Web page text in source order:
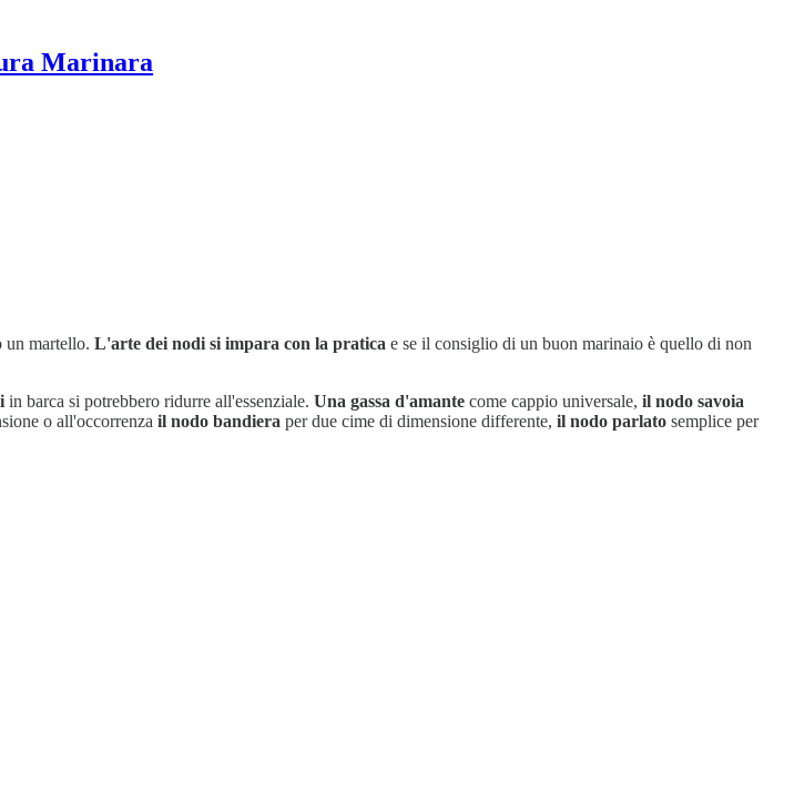
Marinara
un martello. L'arte dei nodi si impara con la pratica e se il consiglio di un buon marinaio è quello di non
in barca si potrebbero ridurre all'essenziale. Una gassa d'amante come cappio universale, il nodo savoia
o all'occorrenza il nodo bandiera per due cime di dimensione differente, il nodo parlato semplice per